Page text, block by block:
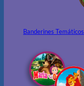
Banderines Temáticos